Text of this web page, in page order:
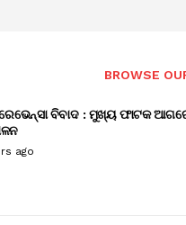
BROWSE
ବିବାଦ : ମୁଖ୍ୟ ଫାଟକ
ago